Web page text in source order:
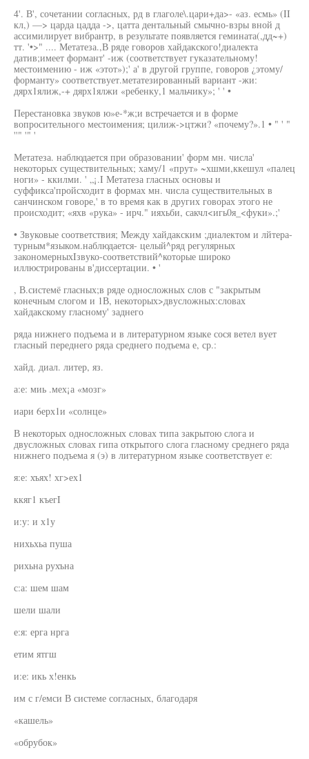
4'. В', сочетании согласных, рд в глаголе\.цари+да>- «аз. есмь» (II
кл,) —> царда цадда ->, цатта дентальный смычно-взры вной д
ассимилирует вибрантр, в результате появляется гемината(,дд~+)
тт. '•>" .... Метатеза.,В ряде говоров хайдакского!диалекта
датив;имеет формант' -иж (соответствует гуказательному!
местоимению - иж «этот»);' а' в другой группе, говоров ¿этому/
форманту» соответствует.метатезированный вариант -жи:
дярх1ялиж,-+ дярх1ялжи «ребенку,1 мальчику»; ' ' •
Перестановка звуков ю»е-*ж;и встречается и в форме
вопросительного местоимения; цилиж->цтжи? «почему?».1 • " ' "
''" '" '
Метатеза. наблюдается при образовании' форм мн. числа'
некоторых существительных; хаму/1 «прут» ~хшми,ккешул «палец
ноги» - ккилми. ' „¡.I Метатеза гласных основы и
суффикса'пройсходит в формах мн. числа существительных в
санчинском говоре,' в то время как в других говорах этого не
происходит; «яхв «рука» - ирч." ияхьби, сакчл<игь0я_<фуки».;'
• Звуковые соответствия; Между хайдакским ;диалектом и лйтера-
турным*языком.наблюдается- целый^ряд регулярных
закономерныхIзвуко-соответствий^которые широко
иллюстрированы в'диссертации. • '
, В.системё гласных;в ряде односложных слов с "закрытым
конечным слогом и 1В, некоторых>двусложных:словах
хайдакскому гласному' заднего
ряда нижнего подъема и в литературном языке сося ветел вует
гласный переднего ряда среднего подъема е, ср.:
хайд. диал. литер, яз.
а:е: миь .мех¡а «мозг»
иари 6ерх1и «солнце»
В некоторых односложных словах типа закрытою слога и
двусложных словах гипа открытого слога гласному среднего ряда
нижнего подъема я (э) в литературном языке соответствует е:
я:е: хъях! хг>ех1
ккяг1 къегI
и:у: и х1у
нихьхьа пуша
рихьна рухъна
с:а: шем шам
шели шали
е:я: ерга нрга
етим ятгш
и:е: икь х!енкь
им с г/емси В системе согласных, благодаря
«кашель»
«обрубок»